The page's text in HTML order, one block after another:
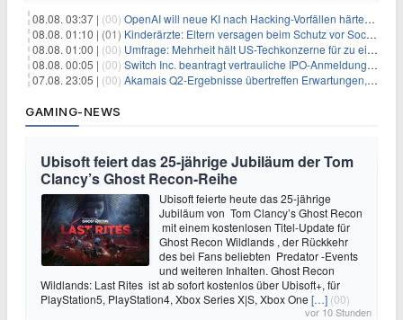
08.08. 03:37 | (00) OpenAI will neue KI nach Hacking-Vorfällen härter überwachen
08.08. 01:10 | (01) Kinderärzte: Eltern versagen beim Schutz vor Social Media
08.08. 01:00 | (00) Umfrage: Mehrheit hält US-Techkonzerne für zu einflussreich
08.08. 00:05 | (00) Switch Inc. beantragt vertrauliche IPO-Anmeldung im Zuge des AI-Booms
07.08. 23:05 | (00) Akamais Q2-Ergebnisse übertreffen Erwartungen, doch Aktien fallen: Ein tieferer Blick
GAMING-NEWS
Ubisoft feiert das 25-jährige Jubiläum der Tom
Clancy’s Ghost Recon-Reihe
Ubisoft feierte heute das 25-jährige
Jubiläum von Tom Clancy’s Ghost Recon
mit einem kostenlosen Titel-Update für
Ghost Recon Wildlands , der Rückkehr
des bei Fans beliebten Predator -Events
und weiteren Inhalten. Ghost Recon
Wildlands: Last Rites ist ab sofort kostenlos über Ubisoft+, für
PlayStation5, PlayStation4, Xbox Series X|S, Xbox One […] (00)
vor 10 Stunden